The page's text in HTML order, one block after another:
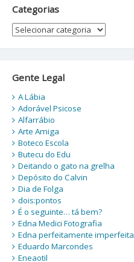
Categorias
Categorias
Gente Legal
A Lábia
Adorável Psicose
Alfarrábio
Arte Amiga
Boteco Escola
Butecu do Edu
Deitando o gato na grelha
Depósito do Calvin
Dia de Folga
dois:pontos
É o seguinte… tá bem?
Edna Medici Fotografia
Edna perfeitamente imperfeita
Eduardo Marcondes
Eneaotil